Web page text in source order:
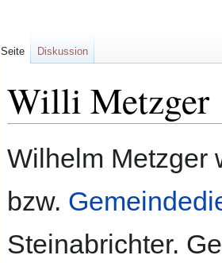
Willi Metzger
Navigation
Suche
Wilhelm Metzger
bzw.
Steinabrichter.
Seite Diskussion